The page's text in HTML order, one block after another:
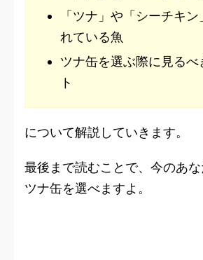
「ツナ」や「シーチキン
れている魚
ツナ缶を選ぶ際に見るべ
ト
について解説していきます。
最後まで読むことで、今のあ
ツナ缶を選べますよ。